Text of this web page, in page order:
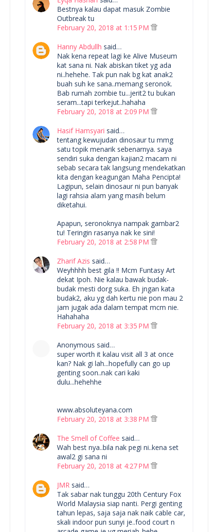
Bestnya kalau dapat masuk Zombie
Outbreak tu
February 20, 2018 at 1:15 PM
Hanny Abdullh said…
Nak kena repeat lagi ke Alive Museum
kat sana ni. Nak abiskan tiket yg ada
ni..hehehe. Tak pun nak bg kat anak2
buah suh ke sana..memang seronok.
Bab rumah zombie tu...jerit2 tu bukan
seram...tapi terkejut..hahaha
February 20, 2018 at 2:09 PM
Hasif Hamsyari said…
tentang kewujudan dinosaur tu mmg
satu topik menarik sebenarnya. saya
sendiri suka dengan kajian2 macam ni
sebab secara tak langsung mendekatkan
kita dengan keagungan Maha Pencipta!
Lagipun, selain dinosaur ni pun banyak
lagi rahsia alam yang masih belum
diketahui.
Apapun, seronoknya nampak gambar2
tu! Teringin rasanya nak ke sini!
February 20, 2018 at 2:58 PM
Zharif Azis said…
Weyhhhh best gila !! Mcm Funtasy Art
dekat Ipoh. Nie kalau bawak budak-
budak mesti dorg suka. Eh jngan kata
budak2, aku yg dah kertu nie pon mau 2
jam jugak ada dalam tempat mcm nie.
Hahahaha
February 20, 2018 at 3:35 PM
Anonymous said…
super worth it kalau visit all 3 at once
kan? Nak gi lah...hopefully can go up
genting soon..nak cari kaki
dulu...hehehhe
www.absoluteyana.com
February 20, 2018 at 3:38 PM
The Smell of Coffee said…
Wah best nya..bila nak pegi ni..kena set
awal2 gi sana ni
February 20, 2018 at 4:27 PM
JMR said…
Tak sabar nak tunggu 20th Century Fox
World Malaysia siap nanti. Pergi genting
tahun lepas, saja saja nak naik cable car,
skali indoor pun sunyi je..food court n